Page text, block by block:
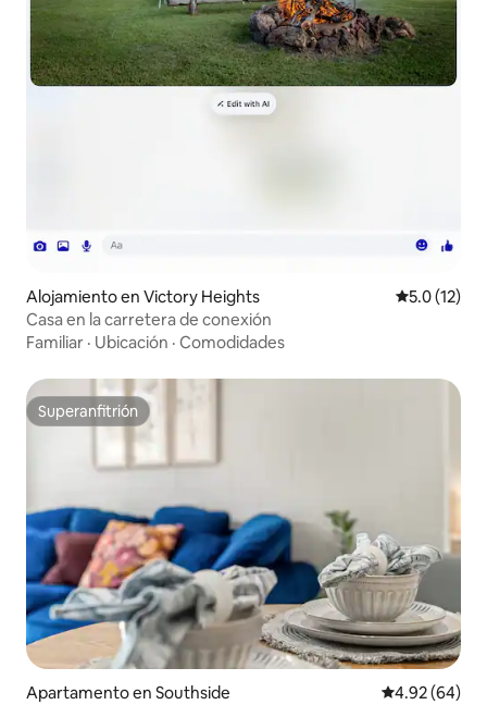
Alojamiento en Victory Heights Calificación
5.0 (12)
Casa en la carretera de conexión
Familiar · Ubicación · Comodidades
Superanfitrión
Superanfitrión
Apartamento en Southside Calificación
4.92 (64)